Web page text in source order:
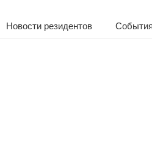
Новости резидентов